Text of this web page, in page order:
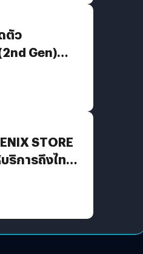
ตัว
Gen)
STORE
ริการถึงไทย